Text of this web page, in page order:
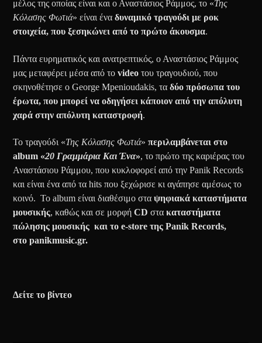
μέλος της οποίας είναι και ο Αναστάσιος Ράμμος, το «Της
Κόλασης Φωτιά» είναι έναδυναμικό τραγούδι με ροκ
στοιχεία, που ξεσηκώνει από το πρώτο άκουσμα.
Πάντα ευρηματικός και ανατρεπτικός, ο Αναστάσιος Ράμμος
μας μεταφέρει μέσα από τοvideoτου τραγουδιού, που
σκηνοθέτησε ο George Mpenioudakis, ταδύο πρόσωπα του
έρωτα, που μπορεί να οδηγήσει κάποιον από την απόλυτη
χαρά στην απόλυτη καταστροφή.
Το τραγούδι «Της Κόλασης Φωτιά» περιλαμβάνεται στο
album «20 Γραμμάρια Και Ένα», το πρώτο της καριέρας του
Αναστάσιου Ράμμου, που κυκλοφορεί από την Panik Records
και είναι ένα από τα hits που ξεχώρισε κι αγάπησε αμέσως το
κοινό. Το album είναι διαθέσιμο στα ψηφιακά καταστήματα
μουσικής, καθώς και σε μορφήCD στα καταστήματα
πώλησης μουσικής και το e-store της Panik Records,
στο panikmusic.gr.
Δείτε το βίντεο